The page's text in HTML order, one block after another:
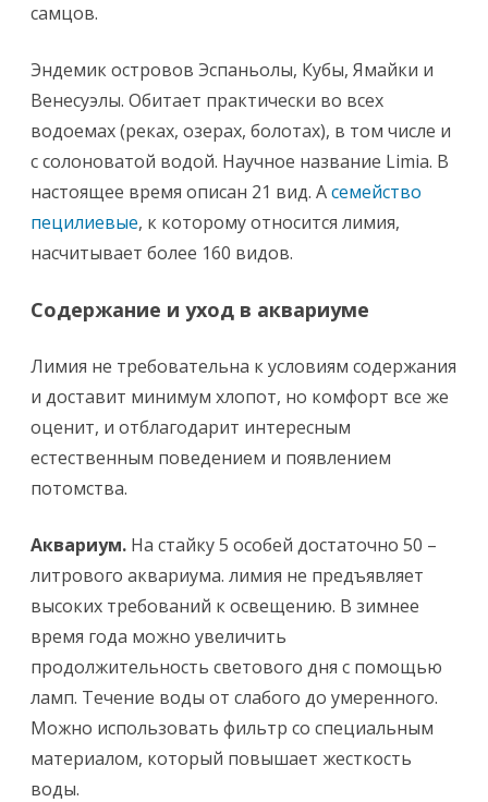
самцов.
Эндемик островов Эспаньолы, Кубы, Ямайки и
Венесуэлы. Обитает практически во всех
водоемах (реках, озерах, болотах), в том числе и
с солоноватой водой. Научное название Limia. В
настоящее время описан 21 вид. Асемейство
пецилиевые, к которому относится лимия,
насчитывает более 160 видов.
Содержание и уход в аквариуме
Лимия не требовательна к условиям содержания
и доставит минимум хлопот, но комфорт все же
оценит, и отблагодарит интересным
естественным поведением и появлением
потомства.
Аквариум. На стайку 5 особей достаточно 50 –
литрового аквариума. лимия не предъявляет
высоких требований к освещению. В зимнее
время года можно увеличить
продолжительность светового дня с помощью
ламп. Течение воды от слабого до умеренного.
Можно использовать фильтр со специальным
материалом, который повышает жесткость
воды.